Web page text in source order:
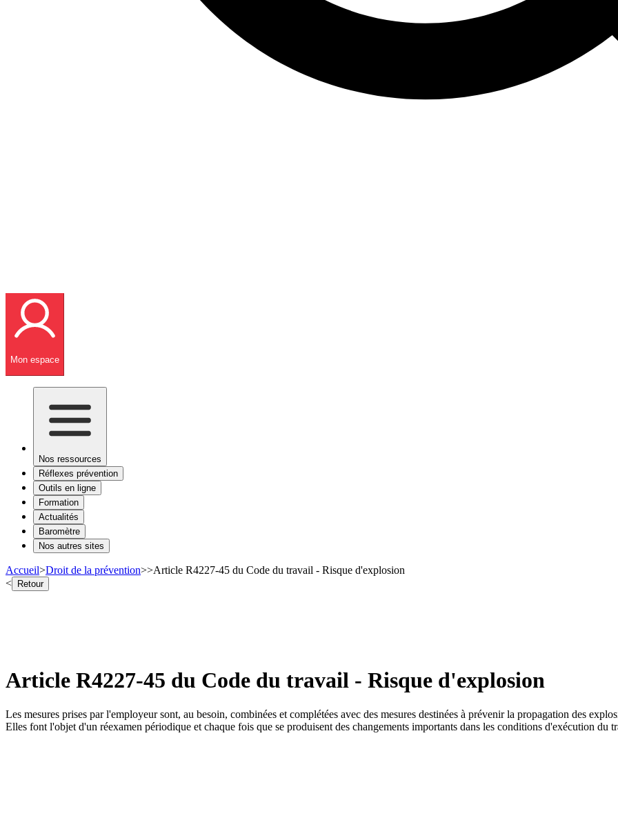
Mon espace
Nos ressources
Réflexes prévention
Outils en ligne
Formation
Actualités
Baromètre
Nos autres sites
Accueil>Droit de la prévention>>Article R4227-45 du Code du travail - Risque d'explosion
< Retour
Article R4227-45 du Code du travail - Risque d'explosion
Les mesures prises par l'employeur sont, au besoin, combinées et complétées avec des mesures destinées à prévenir la propagation des
Elles font l'objet d'un réexamen périodique et chaque fois que se produisent des changements importants dans les conditions d'exécution du